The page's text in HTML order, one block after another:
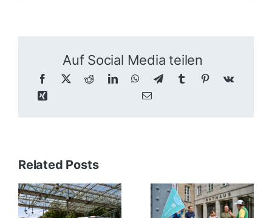
Auf Social Media teilen
Related Posts